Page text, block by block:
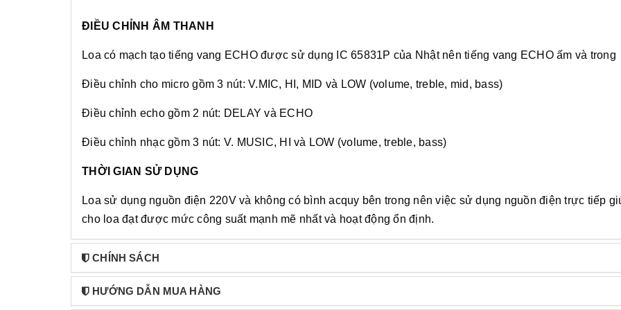
ĐIỀU CHỈNH ÂM THANH
Loa có mạch tạo tiếng vang ECHO được sử dụng IC 65831P của Nhật nên tiếng vang ECHO ấm và trong
Điều chỉnh cho micro gồm 3 nút: V.MIC, HI, MID và LOW (volume, treble, mid, bass)
Điều chỉnh echo gồm 2 nút: DELAY và ECHO
Điều chỉnh nhạc gồm 3 nút: V. MUSIC, HI và LOW (volume, treble, bass)
THỜI GIAN SỬ DỤNG
Loa sử dụng nguồn điện 220V và không có bình acquy bên trong nên việc sử dụng nguồn điện trực tiếp
cho loa đạt được mức công suất mạnh mẽ nhất và hoạt động ổn định.
CHÍNH SÁCH
HƯỚNG DẪN MUA HÀNG